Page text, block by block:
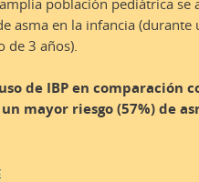
población pediátrica se
asma en la infancia (durante
de 3 años).
de IBP en comparación
mayor riesgo (57%) de